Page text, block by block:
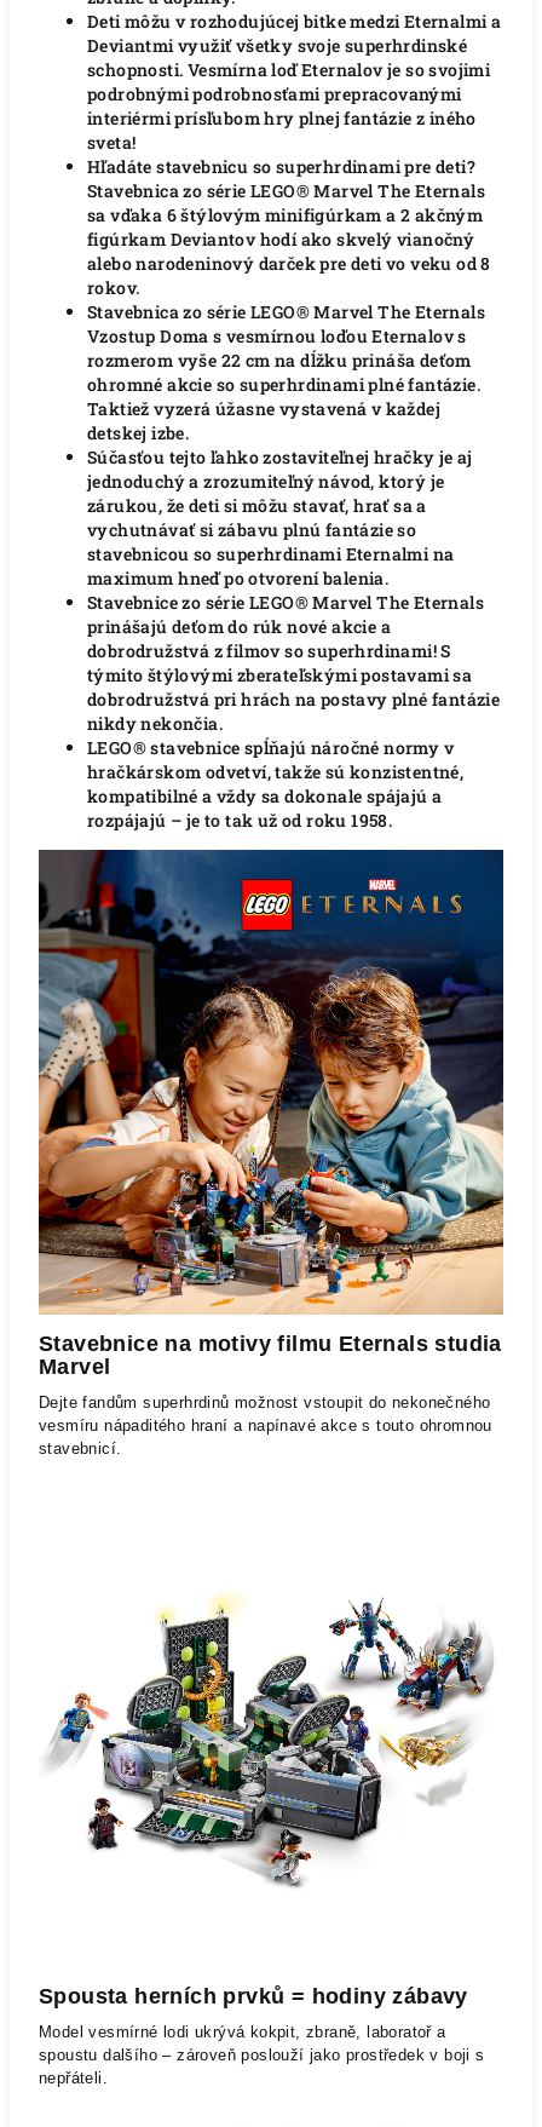
Deti môžu v rozhodujúcej bitke medzi Eternalmi a
Deviantmi využiť všetky svoje superhrdinské
schopnosti. Vesmírna loď Eternalov je so svojimi
podrobnými podrobnosťami prepracovanými
interiérmi prísľubom hry plnej fantázie z iného
sveta!
Hľadáte stavebnicu so superhrdinami pre deti?
Stavebnica zo série LEGO® Marvel The Eternals
sa vďaka 6 štýlovým minifigúrkam a 2 akčným
figúrkam Deviantov hodí ako skvelý vianočný
alebo narodeninový darček pre deti vo veku od 8
rokov.
Stavebnica zo série LEGO® Marvel The Eternals
Vzostup Doma s vesmírnou loďou Eternalov s
rozmerom vyše 22 cm na dĺžku prináša deťom
ohromné akcie so superhrdinami plné fantázie.
Taktiež vyzerá úžasne vystavená v každej
detskej izbe.
Súčasťou tejto ľahko zostaviteľnej hračky je aj
jednoduchý a zrozumiteľný návod, ktorý je
zárukou, že deti si môžu stavať, hrať sa a
vychutnávať si zábavu plnú fantázie so
stavebnicou so superhrdinami Eternalmi na
maximum hneď po otvorení balenia.
Stavebnice zo série LEGO® Marvel The Eternals
prinášajú deťom do rúk nové akcie a
dobrodružstvá z filmov so superhrdinami! S
týmito štýlovými zberateľskými postavami sa
dobrodružstvá pri hrách na postavy plné fantázie
nikdy nekončia.
LEGO® stavebnice spĺňajú náročné normy v
hračkárskom odvetví, takže sú konzistentné,
kompatibilné a vždy sa dokonale spájajú a
rozpájajú – je to tak už od roku 1958.
Stavebnice na motivy filmu Eternals studia
Marvel
Dejte fandům superhrdinů možnost vstoupit do nekonečného
vesmíru nápaditého hraní a napínavé akce s touto ohromnou
stavebnicí.
Spousta herních prvků = hodiny zábavy
Model vesmírné lodi ukrývá kokpit, zbraně, laboratoř a
spoustu dalšího – zároveň poslouží jako prostředek v boji s
nepřáteli.